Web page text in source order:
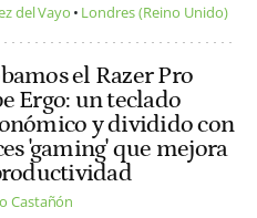
del Vayo Londres (Reino Unido)
el Razer Pro
Ergo: un teclado
y dividido con
'gaming' que mejora
Castañón